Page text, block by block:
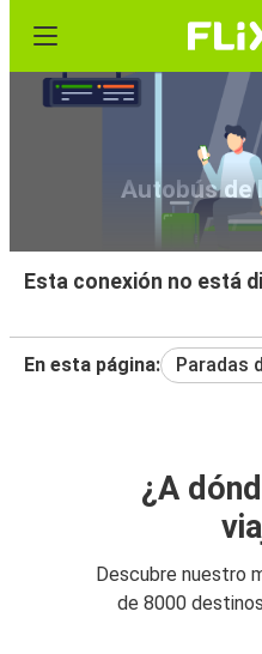
Autobús de
Esta conexión no está
En esta página: Paradas
¿A
Descubre nuestro
de 8000